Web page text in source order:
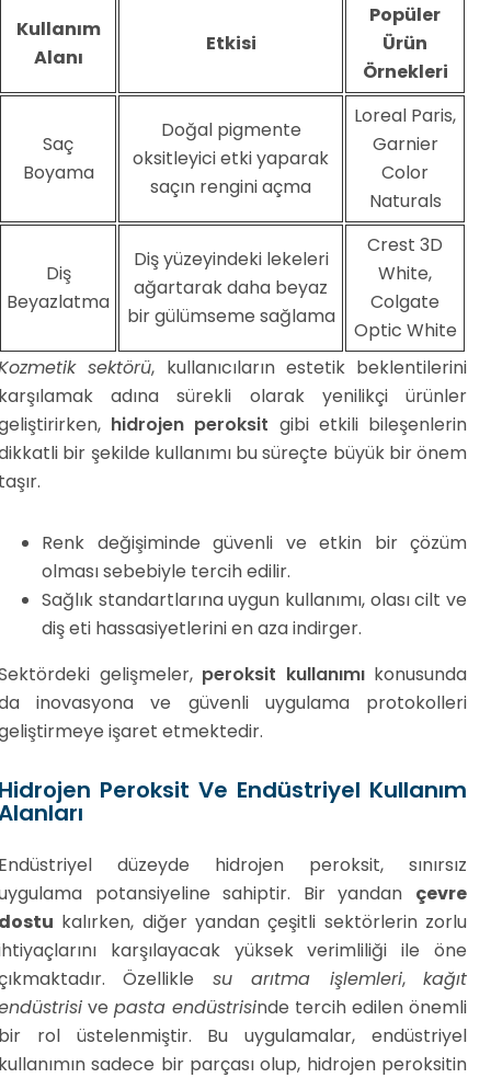
Kullanım
Alanı
Etkisi
Popüler
Ürün
Örnekleri
Saç
Boyama
Doğal pigmente
oksitleyici etki yaparak
saçın rengini açma
Loreal Paris,
Garnier
Color
Naturals
Diş
Beyazlatma
Diş yüzeyindeki lekeleri
ağartarak daha beyaz
bir gülümseme sağlama
Crest 3D
White,
Colgate
Optic White
sektörü, kullanıcıların estetik beklentilerini
adına sürekli olarak yenilikçi ürünler
hidrojen peroksit gibi etkili bileşenlerin
bir şekilde kullanımı bu süreçte büyük bir önem
Renk değişiminde güvenli ve etkin bir çözüm
olması sebebiyle tercih edilir.
Sağlık standartlarına uygun kullanımı, olası cilt ve
diş eti hassasiyetlerini en aza indirger.
gelişmeler, peroksit kullanımıkonusunda
inovasyona ve güvenli uygulama protokolleri
işaret etmektedir.
Peroksit Ve Endüstriyel Kullanım
düzeyde hidrojen peroksit, sınırsız
potansiyeline sahiptir. Bir yandan çevre
kalırken, diğer yandan çeşitli sektörlerin zorlu
karşılayacak yüksek verimliliği ile öne
Özellikle su arıtma işlemleri,kağıt
ve pasta endüstrisinde tercih edilen önemli
rol üstelenmiştir. Bu uygulamalar, endüstriyel
sadece bir parçası olup, hidrojen peroksitin